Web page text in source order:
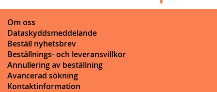
Om oss
Dataskyddsmeddelande
Beställ nyhetsbrev
Beställnings- och leveransvillkor
Annullering av beställning
Avancerad sökning
Kontaktinformation